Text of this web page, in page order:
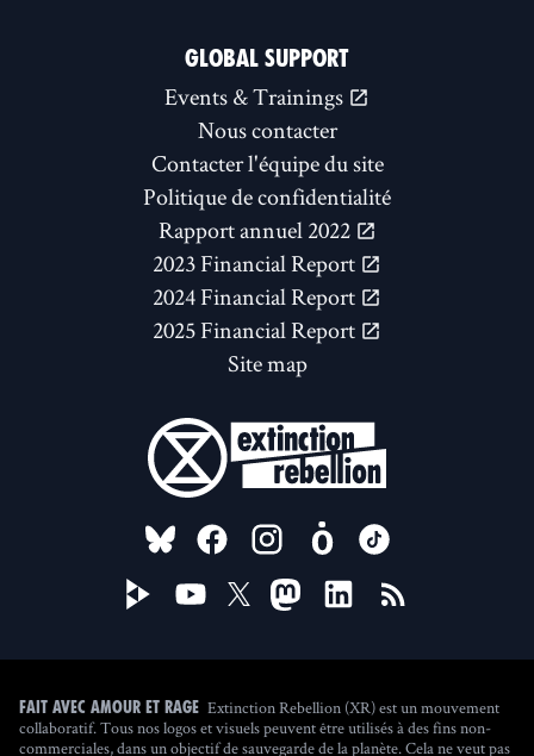
GLOBAL SUPPORT
Events & Trainings
Nous contacter
Contacter l'équipe du site
Politique de confidentialité
Rapport annuel 2022
2023 Financial Report
2024 Financial Report
2025 Financial Report
Site map
FOLLOW US ON
Fait avec amour et rage Extinction Rebellion (XR) est un mouvement
collaboratif. Tous nos logos et visuels peuvent être utilisés à des fins non-
commerciales, dans un objectif de sauvegarde de la planète. Cela ne veut pas